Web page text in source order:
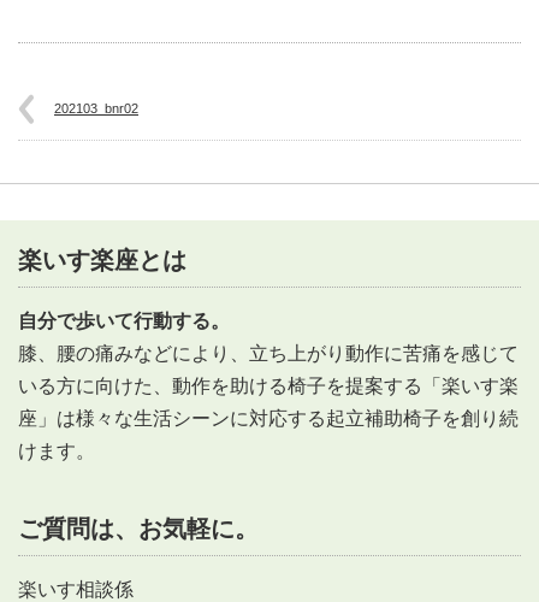
202103_bnr02
楽いす楽座とは
自分で歩いて行動する。
膝、腰の痛みなどにより、立ち上がり動作に苦痛を感じて
いる方に向けた、動作を助ける椅子を提案する「楽いす楽
座」は様々な生活シーンに対応する起立補助椅子を創り続
けます。
ご質問は、お気軽に。
楽いす相談係